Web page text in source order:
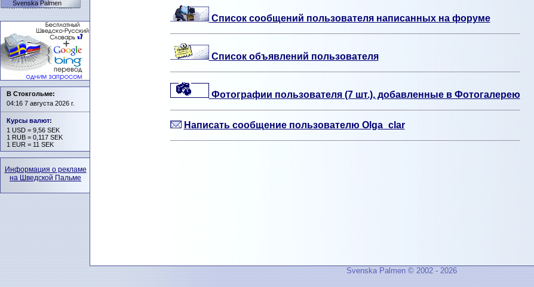
Список сообщений пользователя написанных на форуме
Список объявлений пользователя
Фотографии пользователя (7 шт.), добавленные в Фотогалерею
Написать сообщение пользователю Olga_clar
Svenska Palmen
В Стокгольме:
04:16 7 августа 2026 г.
Курсы валют:
1 USD = 9,56 SEK
1 RUB = 0,117 SEK
1 EUR = 11 SEK
Информация о рекламе
на Шведской Пальме
Svenska Palmen © 2002 - 2026